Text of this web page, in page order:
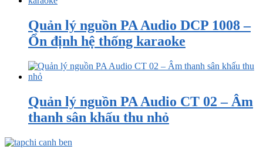
Quản lý nguồn PA Audio DCP 1008 –
Ổn định hệ thống karaoke
Quản lý nguồn PA Audio CT 02 – Âm
thanh sân khấu thu nhỏ